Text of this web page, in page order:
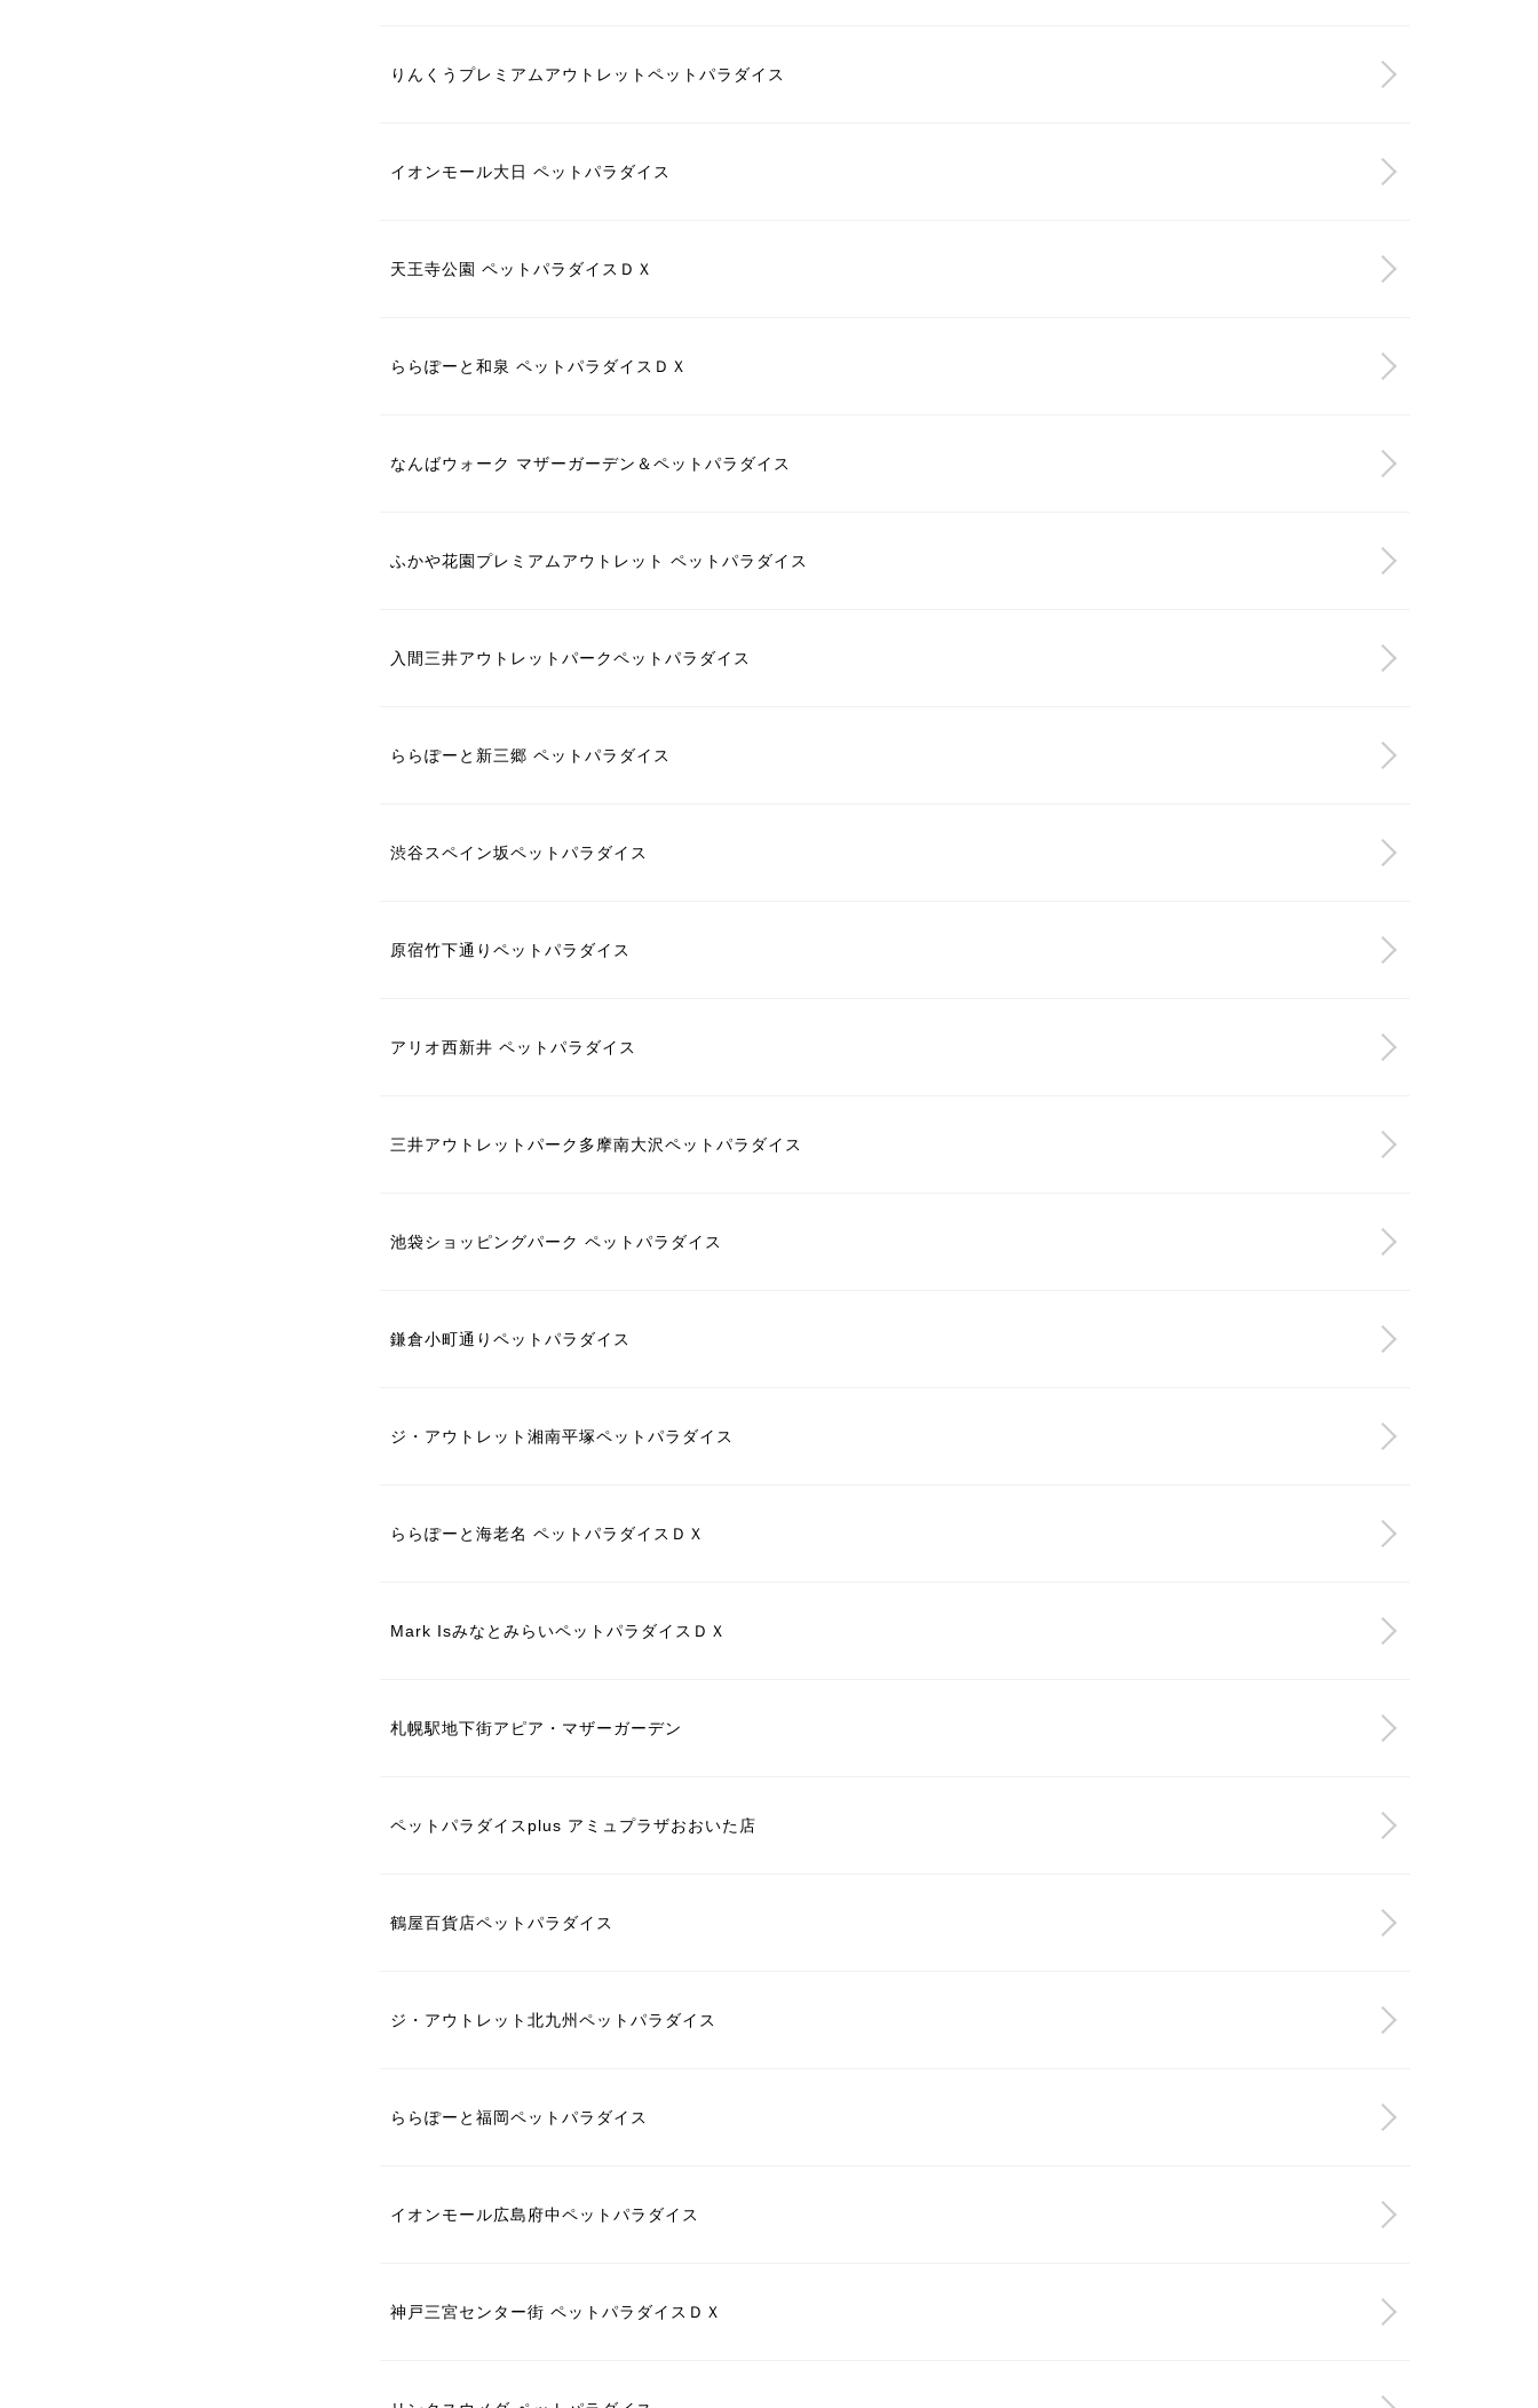
りんくうプレミアムアウトレットペットパラダイス
イオンモール大日 ペットパラダイス
天王寺公園 ペットパラダイスＤＸ
ららぽーと和泉 ペットパラダイスＤＸ
なんばウォーク マザーガーデン＆ペットパラダイス
ふかや花園プレミアムアウトレット ペットパラダイス
入間三井アウトレットパークペットパラダイス
ららぽーと新三郷 ペットパラダイス
渋谷スペイン坂ペットパラダイス
原宿竹下通りペットパラダイス
アリオ西新井 ペットパラダイス
三井アウトレットパーク多摩南大沢ペットパラダイス
池袋ショッピングパーク ペットパラダイス
鎌倉小町通りペットパラダイス
ジ・アウトレット湘南平塚ペットパラダイス
ららぽーと海老名 ペットパラダイスＤＸ
Mark IsみなとみらいペットパラダイスＤＸ
札幌駅地下街アピア・マザーガーデン
ペットパラダイスplus アミュプラザおおいた店
鶴屋百貨店ペットパラダイス
ジ・アウトレット北九州ペットパラダイス
ららぽーと福岡ペットパラダイス
イオンモール広島府中ペットパラダイス
神戸三宮センター街 ペットパラダイスＤＸ